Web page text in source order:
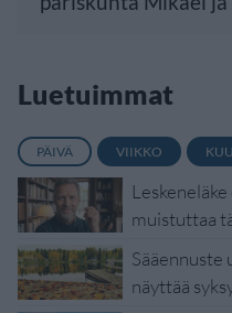
Luetuimmat
PÄIVÄ VIIKKO
muistuttaa
näyttää